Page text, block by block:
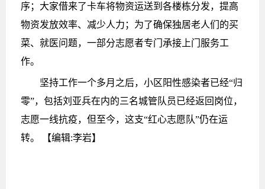
序；大家借来了卡车将物资运送到各楼栋分发，提高
物资发放效率、减少人力；为了确保独居老人们的买
菜、就医问题，一部分志愿者专门承接上门服务工
作。
坚持工作一个多月之后，小区阳性感染者已经“归
零”，包括刘亚兵在内的三名城管队员已经返回岗位，
志愿一线抗疫，但至今，这支“红心志愿队”仍在运
转。
【编辑:李岩】